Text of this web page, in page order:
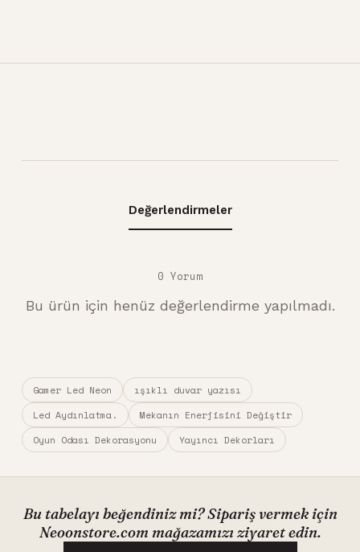
Değerlendirmeler
0 Yorum
Bu ürün için henüz değerlendirme yapılmadı.
Gamer Led Neon
ışıklı duvar yazısı
Led Aydınlatma.
Mekanın Enerjisini Değiştir
Oyun Odası Dekorasyonu
Yayıncı Dekorları
Bu tabelayı beğendiniz mi? Sipariş vermek için
Neoonstore.com mağazamızı ziyaret edin.